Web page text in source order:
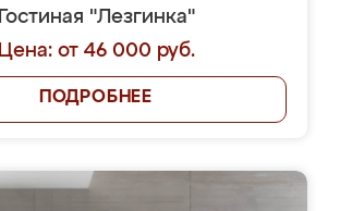
Гостиная "Лезгинка"
Цена: от 46 000 руб.
ПОДРОБНЕЕ